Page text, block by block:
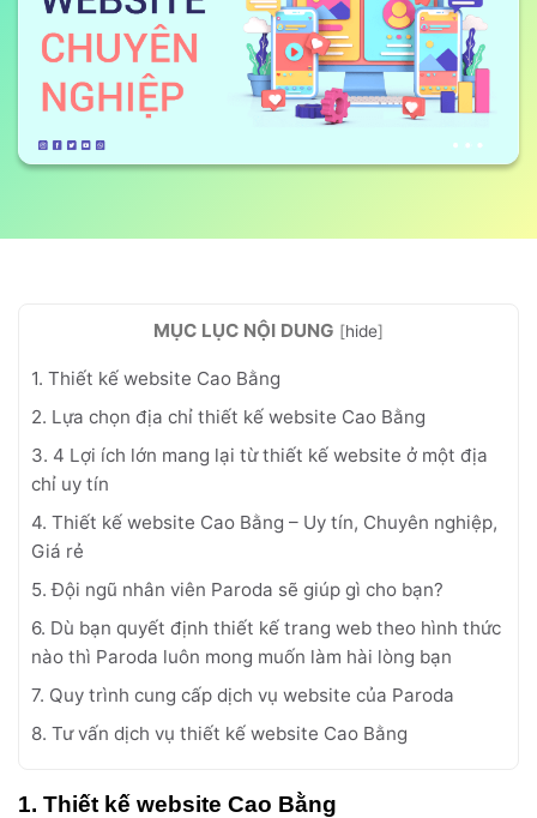
MỤC LỤC NỘI DUNG [hide]
1. Thiết kế website Cao Bằng
2. Lựa chọn địa chỉ thiết kế website Cao Bằng
3. 4 Lợi ích lớn mang lại từ thiết kế website ở một địa
chỉ uy tín
4. Thiết kế website Cao Bằng – Uy tín, Chuyên nghiệp,
Giá rẻ
5. Đội ngũ nhân viên Paroda sẽ giúp gì cho bạn?
6. Dù bạn quyết định thiết kế trang web theo hình thức
nào thì Paroda luôn mong muốn làm hài lòng bạn
7. Quy trình cung cấp dịch vụ website của Paroda
8. Tư vấn dịch vụ thiết kế website Cao Bằng
1. Thiết kế website Cao Bằng